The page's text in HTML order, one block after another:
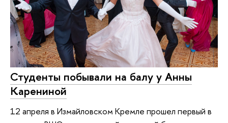
Студенты побывали на балу у Анны
Карениной
12 апреля в Измайловском Кремле прошел первый в